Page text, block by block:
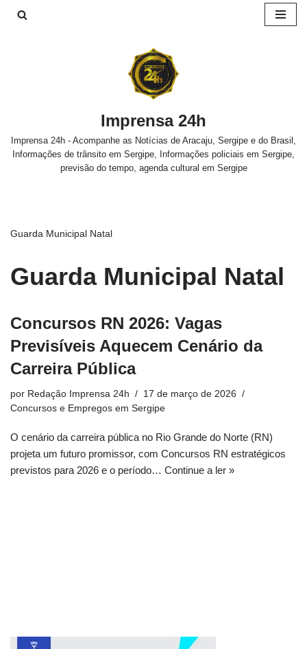
Imprensa 24h
Imprensa 24h - Acompanhe as Notícias de Aracaju, Sergipe e do Brasil,
Informações de trânsito em Sergipe, Informações policiais em Sergipe,
previsão do tempo, agenda cultural em Sergipe
Guarda Municipal Natal
Guarda Municipal Natal
Concursos RN 2026: Vagas
Previsíveis Aquecem Cenário da
Carreira Pública
por Redação Imprensa 24h
17 de março de 2026
Concursos e Empregos em Sergipe
O cenário da carreira pública no Rio Grande do Norte (RN)
projeta um futuro promissor, com Concursos RN estratégicos
previstos para 2026 e o período… Continue a ler »